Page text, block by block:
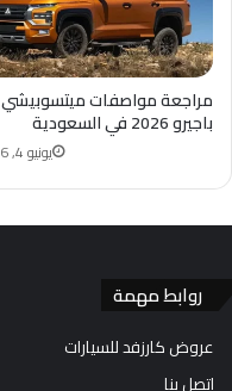
مراجعة مواصفات ميتسوبيشي
باجيرو 2026 في السعودية
يونيو 4, 2026
روابط مهمة
عروض كارزفد للسيارات
اتصل بنا